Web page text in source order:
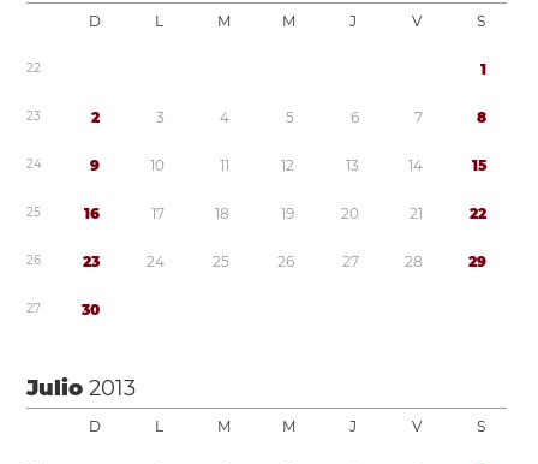
D L M M J V S
22 1
23 2 3 4 5 6 7 8
24 9 10 11 12 13 14 15
25 16 17 18 19 20 21 22
26 23 24 25 26 27 28 29
27 30
Julio2013
D L M M J V S